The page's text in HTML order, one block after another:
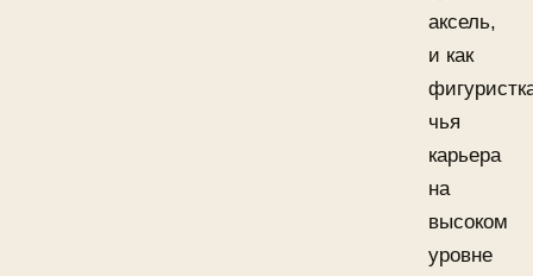
аксель,
и как
чья
карьера
на
высоком
уровне